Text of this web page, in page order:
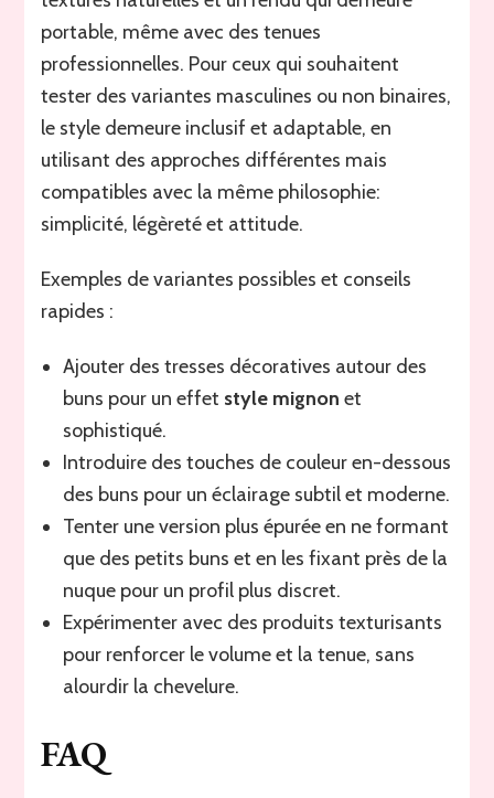
portable, même avec des tenues
professionnelles. Pour ceux qui souhaitent
tester des variantes masculines ou non binaires,
le style demeure inclusif et adaptable, en
utilisant des approches différentes mais
compatibles avec la même philosophie:
simplicité, légèreté et attitude.
Exemples de variantes possibles et conseils
rapides :
Ajouter des tresses décoratives autour des
buns pour un effet style mignon et
sophistiqué.
Introduire des touches de couleur en-dessous
des buns pour un éclairage subtil et moderne.
Tenter une version plus épurée en ne formant
que des petits buns et en les fixant près de la
nuque pour un profil plus discret.
Expérimenter avec des produits texturisants
pour renforcer le volume et la tenue, sans
alourdir la chevelure.
FAQ